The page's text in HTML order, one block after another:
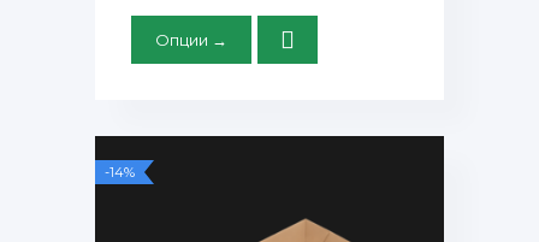
Опции →
-14%